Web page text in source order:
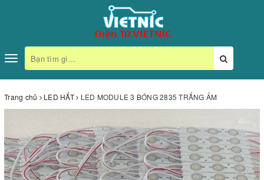
Toggle
navigation
Trang chủ LED HẮT LED MODULE 3 BÓNG 2835 TRẮNG ẤM